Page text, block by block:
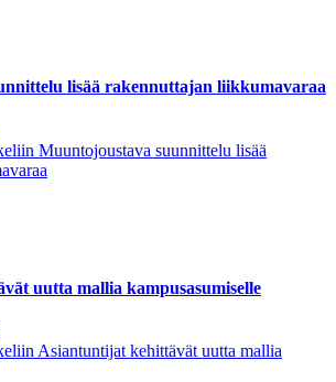
lisää rakennuttajan liikkumavaraa
Muuntojoustava suunnittelu lisää
uutta mallia kampusasumiselle
Asiantuntijat kehittävät uutta mallia